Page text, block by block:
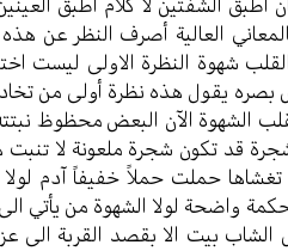
العالیة أصرف النظر عن هذه
شهوة النظرة الاولی لیست
بصره یقول هذه نظرة أولى من
القلب الشهوة الآن البعض محظوظ
قد تکون شجرة ملعونة لا تنبت
حملت حملاً خفیفاً آدم لولا
واضحة لولا الشهوة من يأتي الی
الشاب بیت الا بقصد القربة الی